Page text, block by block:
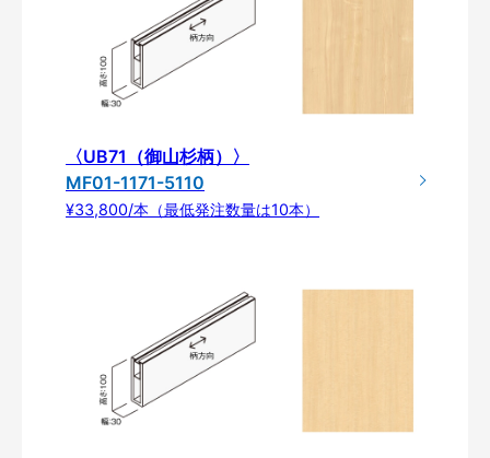
〈UB71（御山杉柄）〉
MF01-1171-5110
¥33,800/本（最低発注数量は10本）